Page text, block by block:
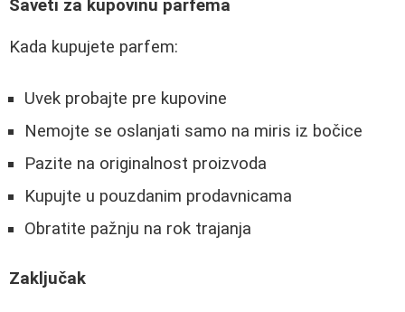
Saveti za kupovinu parfema
Kada kupujete parfem:
Uvek probajte pre kupovine
Nemojte se oslanjati samo na miris iz bočice
Pazite na originalnost proizvoda
Kupujte u pouzdanim prodavnicama
Obratite pažnju na rok trajanja
Zaključak